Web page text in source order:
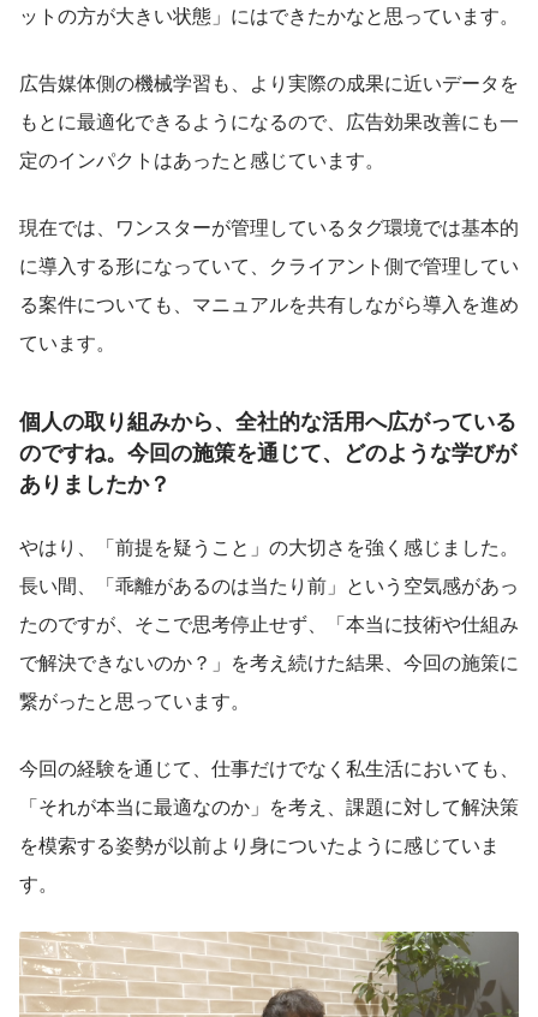
ットの方が大きい状態」にはできたかなと思っています。
広告媒体側の機械学習も、より実際の成果に近いデータを
もとに最適化できるようになるので、広告効果改善にも一
定のインパクトはあったと感じています。
現在では、ワンスターが管理しているタグ環境では基本的
に導入する形になっていて、クライアント側で管理してい
る案件についても、マニュアルを共有しながら導入を進め
ています。
個人の取り組みから、全社的な活用へ広がっている
のですね。今回の施策を通じて、どのような学びが
ありましたか？
やはり、「前提を疑うこと」の大切さを強く感じました。
長い間、「乖離があるのは当たり前」という空気感があっ
たのですが、そこで思考停止せず、「本当に技術や仕組み
で解決できないのか？」を考え続けた結果、今回の施策に
繋がったと思っています。
今回の経験を通じて、仕事だけでなく私生活においても、
「それが本当に最適なのか」を考え、課題に対して解決策
を模索する姿勢が以前より身についたように感じていま
す。